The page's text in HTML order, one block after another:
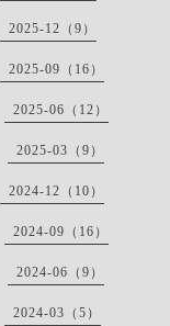
2025-12（9）
2025-09（16）
2025-06（12）
2025-03（9）
2024-12（10）
2024-09（16）
2024-06（9）
2024-03（5）